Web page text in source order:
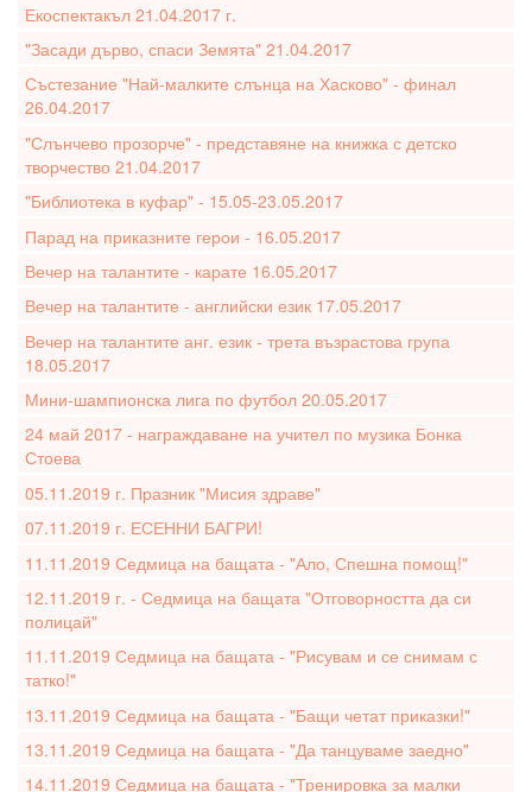
Екоспектакъл 21.04.2017 г.
"Засади дърво, спаси Земята" 21.04.2017
Състезание "Най-малките слънца на Хасково" - финал
26.04.2017
"Слънчево прозорче" - представяне на книжка с детско
творчество 21.04.2017
"Библиотека в куфар" - 15.05-23.05.2017
Парад на приказните герои - 16.05.2017
Вечер на талантите - карате 16.05.2017
Вечер на талантите - английски език 17.05.2017
Вечер на талантите анг. език - трета възрастова група
18.05.2017
Мини-шампионска лига по футбол 20.05.2017
24 май 2017 - награждаване на учител по музика Бонка
Стоева
05.11.2019 г. Празник "Мисия здраве"
07.11.2019 г. ЕСЕННИ БАГРИ!
11.11.2019 Седмица на бащата - "Ало, Спешна помощ!"
12.11.2019 г. - Седмица на бащата "Отговорността да си
полицай"
11.11.2019 Седмица на бащата - "Рисувам и се снимам с
татко!"
13.11.2019 Седмица на бащата - "Бащи четат приказки!"
13.11.2019 Седмица на бащата - "Да танцуваме заедно"
14.11.2019 Седмица на бащата - "Тренировка за малки